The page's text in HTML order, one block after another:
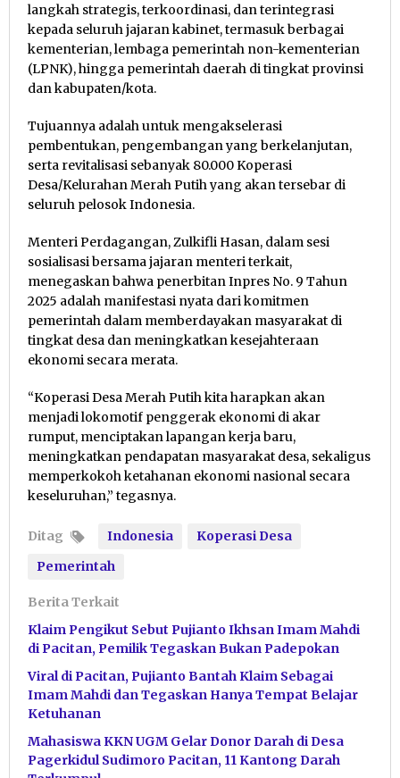
langkah strategis, terkoordinasi, dan terintegrasi
kepada seluruh jajaran kabinet, termasuk berbagai
kementerian, lembaga pemerintah non-kementerian
(LPNK), hingga pemerintah daerah di tingkat provinsi
dan kabupaten/kota.
Tujuannya adalah untuk mengakselerasi
pembentukan, pengembangan yang berkelanjutan,
serta revitalisasi sebanyak 80.000 Koperasi
Desa/Kelurahan Merah Putih yang akan tersebar di
seluruh pelosok Indonesia.
Menteri Perdagangan, Zulkifli Hasan, dalam sesi
sosialisasi bersama jajaran menteri terkait,
menegaskan bahwa penerbitan Inpres No. 9 Tahun
2025 adalah manifestasi nyata dari komitmen
pemerintah dalam memberdayakan masyarakat di
tingkat desa dan meningkatkan kesejahteraan
ekonomi secara merata.
“Koperasi Desa Merah Putih kita harapkan akan
menjadi lokomotif penggerak ekonomi di akar
rumput, menciptakan lapangan kerja baru,
meningkatkan pendapatan masyarakat desa, sekaligus
memperkokoh ketahanan ekonomi nasional secara
keseluruhan,” tegasnya.
Ditag Indonesia
Koperasi Desa
Pemerintah
Berita Terkait
Klaim Pengikut Sebut Pujianto Ikhsan Imam Mahdi
di Pacitan, Pemilik Tegaskan Bukan Padepokan
Viral di Pacitan, Pujianto Bantah Klaim Sebagai
Imam Mahdi dan Tegaskan Hanya Tempat Belajar
Ketuhanan
Mahasiswa KKN UGM Gelar Donor Darah di Desa
Pagerkidul Sudimoro Pacitan, 11 Kantong Darah